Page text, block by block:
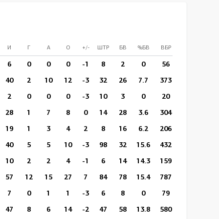
И Г А О +/- ШТР БВ %БВ ВБР
6 0 0 0 -1 8 2 0 56
40
2 10 12 -3 32 26 7.7 373
2
0 0 0 -3 10 3 0 20
28
1 7 8 0 14 28 3.6 304
19
1 3 4 2 8 16 6.2 206
40
5 5 10 -3 98 32 15.6 432
10
2 2 4 -1 6 14 14.3 159
57
12 15 27 7 84 78 15.4 787
7
0 1 1 -3 6 8 0 79
47
8 6 14 -2 47 58 13.8 580